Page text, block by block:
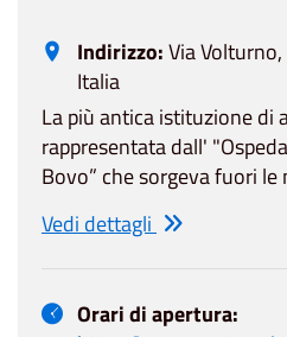
Indirizzo:Via
Italia
La più antica istituzione di
rappresentata dall'
Bovo” che sorgeva fuori le
Vedi dettagli
Orari di apertura: